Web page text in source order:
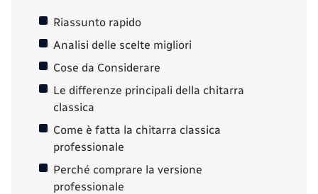
Riassunto rapido
Analisi delle scelte migliori
Cose da Considerare
Le differenze principali della chitarra
classica
Come è fatta la chitarra classica
professionale
Perché comprare la versione
professionale